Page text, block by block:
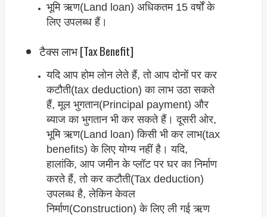
भूमि ऋण(Land loan) अधिकतम 15 वर्षों के
लिए उपलब्ध हैं।
टैक्स लाभ [Tax Benefit]
यदि आप होम लोन लेते हैं, तो आप दोनों पर कर
कटौती(tax deduction) का लाभ उठा सकते
हैं, मूल भुगतान(Principal payment) और
ब्याज का भुगतान भी कर सकते हैं। दूसरी ओर,
भूमि ऋण(Land loan) किसी भी कर लाभ(tax
benefits) के लिए योग्य नहीं है। यदि,
हालांकि, आप जमीन के प्लॉट पर घर का निर्माण
करते हैं, तो कर कटौती(Tax deduction)
उपलब्ध है, लेकिन केवल
निर्माण(Construction) के लिए ली गई ऋण